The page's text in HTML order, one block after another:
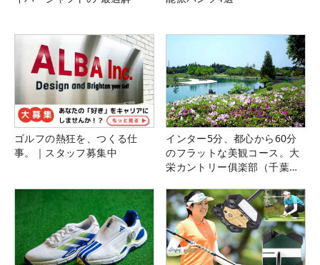
ゴルフの熱狂を、つくる仕
事。｜スタッフ募集中
インター5分、都心から60分
のフラットな美観コース。大
栄カントリー俱楽部（千葉